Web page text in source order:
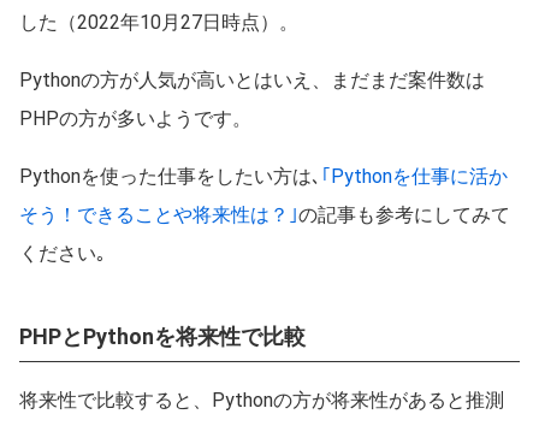
した（2022年10月27日時点）。
Pythonの方が人気が高いとはいえ、まだまだ案件数は
PHPの方が多いようです。
Pythonを使った仕事をしたい方は､ ｢Pythonを仕事に活か
そう！できることや将来性は？｣の記事も参考にしてみて
ください｡
PHPとPythonを将来性で比較
将来性で比較すると、Pythonの方が将来性があると推測